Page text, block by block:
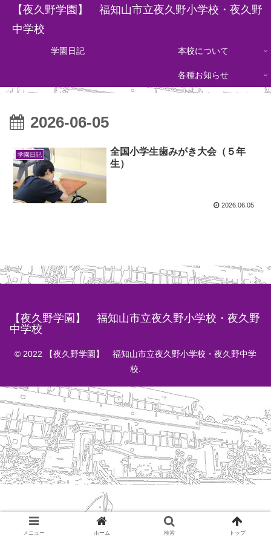
【夜久野学園】 福知山市立夜久野小学校・夜久野
中学校
学園日記 本校について
各種お知らせ
2026-06-05
学園日記
全国小学生歯みがき大会（５年
生）
2026.06.05
【夜久野学園】 福知山市立夜久野小学校・夜久野
中学校
© 2022 【夜久野学園】 福知山市立夜久野小学校・夜久野中学
校.
メニュー ホーム 検索 トップ